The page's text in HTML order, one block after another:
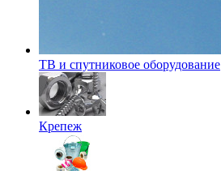
ТВ и спутниковое оборудование
Крепеж